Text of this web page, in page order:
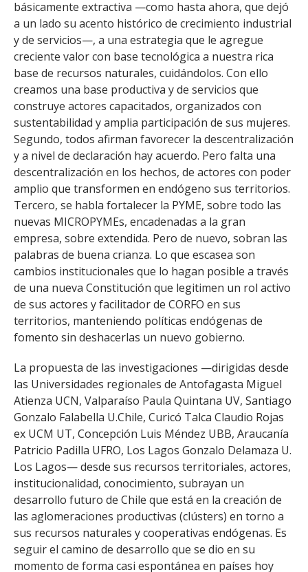
básicamente extractiva —como hasta ahora, que dejó
a un lado su acento histórico de crecimiento industrial
y de servicios—, a una estrategia que le agregue
creciente valor con base tecnológica a nuestra rica
base de recursos naturales, cuidándolos. Con ello
creamos una base productiva y de servicios que
construye actores capacitados, organizados con
sustentabilidad y amplia participación de sus mujeres.
Segundo, todos afirman favorecer la descentralización
y a nivel de declaración hay acuerdo. Pero falta una
descentralización en los hechos, de actores con poder
amplio que transformen en endógeno sus territorios.
Tercero, se habla fortalecer la PYME, sobre todo las
nuevas MICROPYMEs, encadenadas a la gran
empresa, sobre extendida. Pero de nuevo, sobran las
palabras de buena crianza. Lo que escasea son
cambios institucionales que lo hagan posible a través
de una nueva Constitución que legitimen un rol activo
de sus actores y facilitador de CORFO en sus
territorios, manteniendo políticas endógenas de
fomento sin deshacerlas un nuevo gobierno.
La propuesta de las investigaciones —dirigidas desde
las Universidades regionales de Antofagasta Miguel
Atienza UCN, Valparaíso Paula Quintana UV, Santiago
Gonzalo Falabella U.Chile, Curicó Talca Claudio Rojas
ex UCM UT, Concepción Luis Méndez UBB, Araucanía
Patricio Padilla UFRO, Los Lagos Gonzalo Delamaza U.
Los Lagos— desde sus recursos territoriales, actores,
institucionalidad, conocimiento, subrayan un
desarrollo futuro de Chile que está en la creación de
las aglomeraciones productivas (clústers) en torno a
sus recursos naturales y cooperativas endógenas. Es
seguir el camino de desarrollo que se dio en su
momento de forma casi espontánea en países hoy